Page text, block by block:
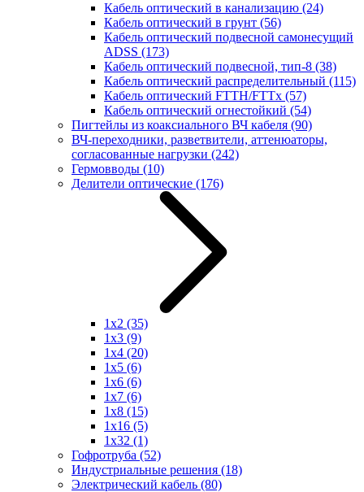
Кабель оптический в канализацию (24)
Кабель оптический в грунт (56)
Кабель оптический подвесной самонесущий
ADSS (173)
Кабель оптический подвесной, тип-8 (38)
Кабель оптический распределительный (115)
Кабель оптический FTTH/FTTx (57)
Кабель оптический огнестойкий (54)
Пигтейлы из коаксиального ВЧ кабеля (90)
ВЧ-переходники, разветвители, аттенюаторы,
согласованные нагрузки (242)
Гермовводы (10)
Делители оптические (176)
1x2 (35)
1x3 (9)
1x4 (20)
1x5 (6)
1x6 (6)
1x7 (6)
1x8 (15)
1x16 (5)
1x32 (1)
Гофротруба (52)
Индустриальные решения (18)
Электрический кабель (80)